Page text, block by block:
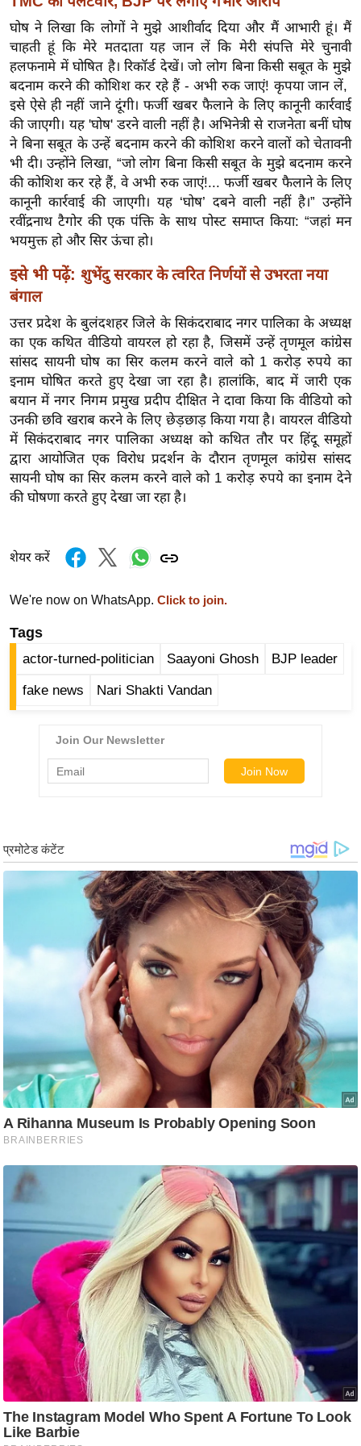
ख्सि
य
त
यं
ग
इं
डि
या
सा
हि
त्य
ज
ग
त
टो
व
र्ल्ड
न्यू
ज
ब्री
फ
म
ज
ज
त
बॉ
ली
ल्म
r
a
i
n
g
N
e
s
ला
इ
स्टा
ल
टे
क्नॉ
लॉ
जी
ब्यू
टी
घोष ने लिखा कि लोगों ने मुझे आशीर्वाद दिया और मैं आभारी हूं। मैं
चाहती हूं कि मेरे मतदाता यह जान लें कि मेरी संपत्ति मेरे चुनावी
हलफनामे में घोषित है। रिकॉर्ड देखें। जो लोग बिना किसी सबूत के मुझे
बदनाम करने की कोशिश कर रहे हैं - अभी रुक जाएं! कृपया जान लें,
इसे ऐसे ही नहीं जाने दूंगी। फर्जी खबर फैलाने के लिए कानूनी कार्रवाई
की जाएगी। यह 'घोष' डरने वाली नहीं है। अभिनेत्री से राजनेता बनीं घोष
ने बिना सबूत के उन्हें बदनाम करने की कोशिश करने वालों को चेतावनी
भी दी। उन्होंने लिखा, “जो लोग बिना किसी सबूत के मुझे बदनाम करने
की कोशिश कर रहे हैं, वे अभी रुक जाएं!... फर्जी खबर फैलाने के लिए
कानूनी कार्रवाई की जाएगी। यह ‘घोष’ दबने वाली नहीं है।” उन्होंने
रवींद्रनाथ टैगोर की एक पंक्ति के साथ पोस्ट समाप्त किया: “जहां मन
भयमुक्त हो और सिर ऊंचा हो।
इसे भी पढ़ें: शुभेंदु सरकार के त्वरित निर्णयों से उभरता नया
बंगाल
उत्तर प्रदेश के बुलंदशहर जिले के सिकंदराबाद नगर पालिका के अध्यक्ष
का एक कथित वीडियो वायरल हो रहा है, जिसमें उन्हें तृणमूल कांग्रेस
सांसद सायनी घोष का सिर कलम करने वाले को 1 करोड़ रुपये का
इनाम घोषित करते हुए देखा जा रहा है। हालांकि, बाद में जारी एक
बयान में नगर निगम प्रमुख प्रदीप दीक्षित ने दावा किया कि वीडियो को
उनकी छवि खराब करने के लिए छेड़छाड़ किया गया है। वायरल वीडियो
में सिकंदराबाद नगर पालिका अध्यक्ष को कथित तौर पर हिंदू समूहों
द्वारा आयोजित एक विरोध प्रदर्शन के दौरान तृणमूल कांग्रेस सांसद
सायनी घोष का सिर कलम करने वाले को 1 करोड़ रुपये का इनाम देने
की घोषणा करते हुए देखा जा रहा है।
शेयर करें
We're now on WhatsApp. Click to join.
Tags
actor-turned-politician Saayoni Ghosh BJP leader
fake news Nari Shakti Vandan